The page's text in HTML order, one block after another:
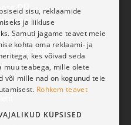
OÜ
5694 4588
sisu, reklaamide
ja liikluse
Samuti jagame teavet meie
kohta oma reklaami- ja
kes võivad seda
muu teabega, mille olete
või mille nad on kogunud teie
Rohkem teavet
KÜPSISED